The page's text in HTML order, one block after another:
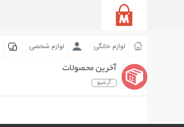
لوازم خانگی لوازم شخصی
آخرین محصولات
آرشیو